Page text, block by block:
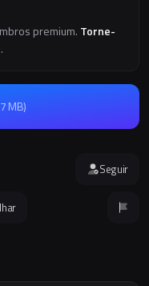
premium. Torne-
MB)
Seguir